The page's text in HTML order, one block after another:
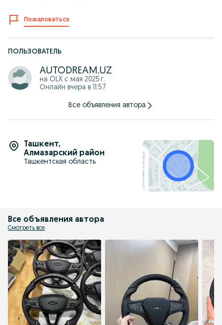
Пожаловаться
ПОЛЬЗОВАТЕЛЬ
AUTODREAM.UZ
на OLX с мая 2025 г.
Онлайн вчера в 11:57
Все объявления автора
Ташкент,
Алмазарский район
Ташкентская область
Все объявления автора
Смотреть все